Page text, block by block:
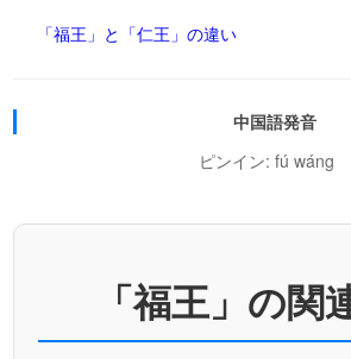
「福王」と「仁王」の違い
中国語発音
ピンイン: fú wáng
「福王」の関